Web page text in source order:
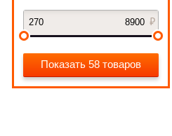
Показать 58 товаров